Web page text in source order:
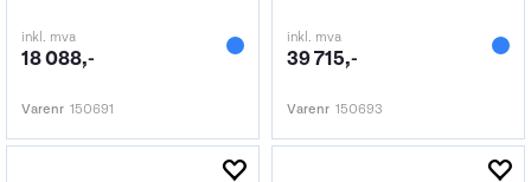
inkl. mva
18 088,-
Varenr 150691
inkl. mva
39 715,-
Varenr 150693